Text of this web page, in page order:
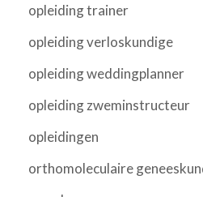
opleiding trainer
opleiding verloskundige
opleiding weddingplanner
opleiding zweminstructeur
opleidingen
orthomoleculaire